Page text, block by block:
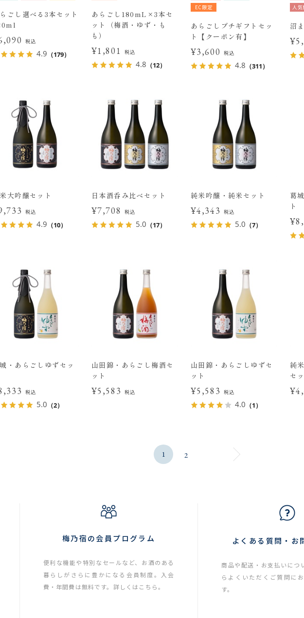
ごし選べる3本セット
税込
4.9 （179）
あらごし180mL×3本セ
ット（梅酒・ゆず・も
も）
¥1,801 税込
4.8 （12）
EC限定
あらごしプチギフトセッ
ト【クーポン有】
¥3,600 税込
4.8 （311）
人気
沼
大吟醸セット
税込
4.9 （10）
日本酒呑み比べセット
¥7,708 税込
5.0 （17）
純米吟醸・純米セット
¥4,343 税込
5.0 （7）
葛
ト
・あらごしゆずセッ
税込
5.0 （2）
山田錦・あらごし梅酒セ
ット
¥5,583 税込
山田錦・あらごしゆずセ
ット
¥5,583 税込
4.0 （1）
純
セ
1 2
梅乃宿の会員プログラム
便利な機能や特別なセールなど、お酒のある
暮らしがさらに豊かになる会員制度。入会
費・年間費は無料です。詳しくはこちら。
よくある質問・お
商品や配送・お支払いにつ
らよくいただくご質問に
す。